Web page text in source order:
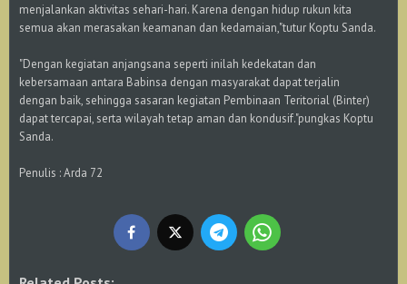
menjalankan aktivitas sehari-hari. Karena dengan hidup rukun kita
semua akan merasakan keamanan dan kedamaian,"tutur Koptu Sanda.
"Dengan kegiatan anjangsana seperti inilah kedekatan dan
kebersamaan antara Babinsa dengan masyarakat dapat terjalin
dengan baik, sehingga sasaran kegiatan Pembinaan Teritorial (Binter)
dapat tercapai, serta wilayah tetap aman dan kondusif."pungkas Koptu
Sanda.
Penulis : Arda 72